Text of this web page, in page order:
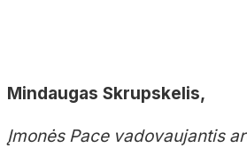
Mindaugas Skrupskelis,
Įmonės Pace vadovaujantis